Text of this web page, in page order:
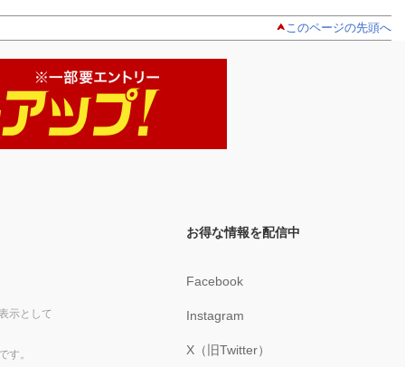
このページの先頭へ
示として
す。
お得な情報を配信中
Facebook
Instagram
X（旧Twitter）